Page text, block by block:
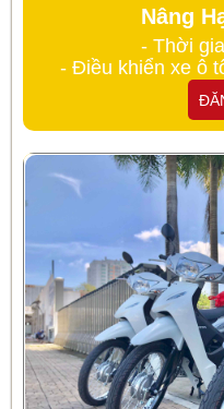
Nâng
- Thời
- Điều khiển xe ô